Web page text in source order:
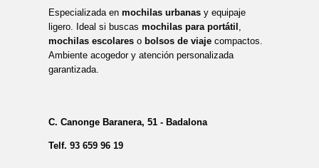
Especializada en mochilas urbanasy equipaje
ligero. Ideal si buscas mochilas para portátil ,
mochilas escolareso bolsos de viajecompactos.
Ambiente acogedor y atención personalizada
garantizada.
C. Canonge Baranera, 51 - Badalona
Telf. 93 659 96 19